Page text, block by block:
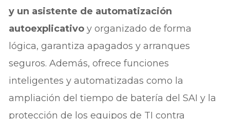
y un asistente de automatización
autoexplicativo y organizado de forma
lógica, garantiza apagados y arranques
seguros. Además, ofrece funciones
inteligentes y automatizadas como la
ampliación del tiempo de batería del SAI y la
protección de los equipos de TI contra